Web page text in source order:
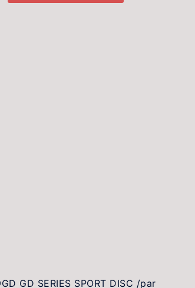
GD SERIES SPORT DISC /par